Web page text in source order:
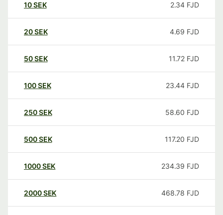
10SEK 2.34 FJD
20SEK 4.69 FJD
50SEK 11.72 FJD
100SEK 23.44 FJD
250SEK 58.60 FJD
500SEK 117.20 FJD
1000SEK 234.39 FJD
2000SEK 468.78 FJD